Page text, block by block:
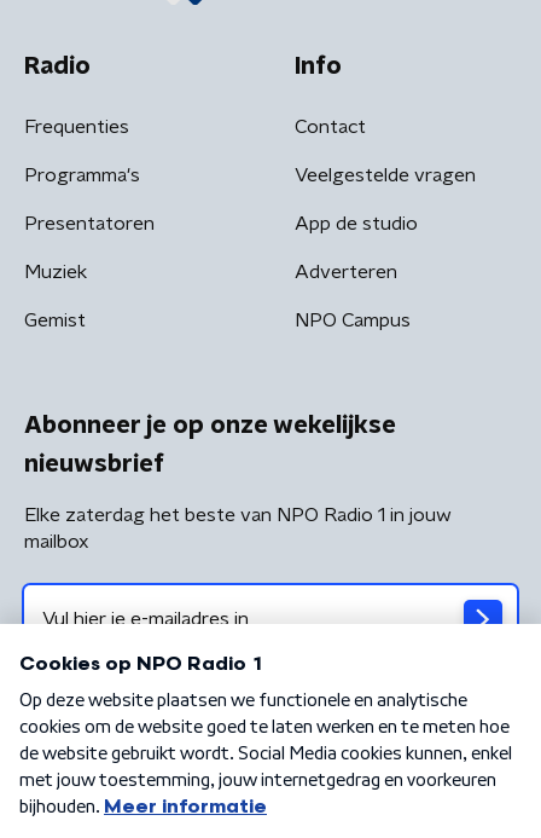
Radio
Frequenties
Programma's
Presentatoren
Muziek
Gemist
Info
Contact
Veelgestelde vragen
App de studio
Adverteren
NPO Campus
Abonneer je op onze wekelijkse
nieuwsbrief
Elke zaterdag het beste van NPO Radio 1 in jouw
mailbox
Algemene voorwaarden